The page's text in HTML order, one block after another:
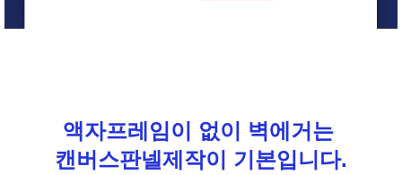
액자프레임이 없이 벽에거는
캔버스판넬제작이 기본입니다.